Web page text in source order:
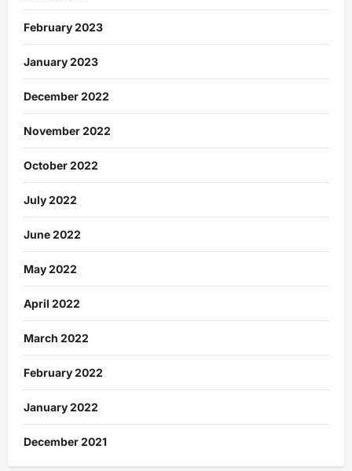
February 2023
January 2023
December 2022
November 2022
October 2022
July 2022
June 2022
May 2022
April 2022
March 2022
February 2022
January 2022
December 2021